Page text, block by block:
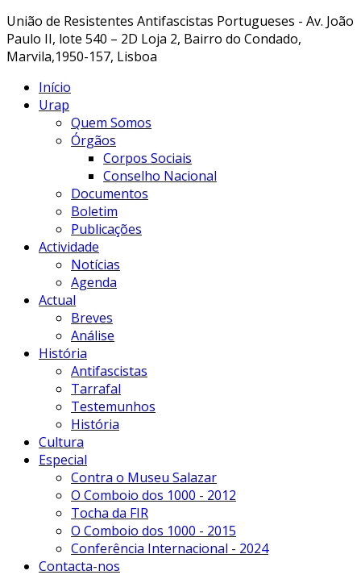
União de Resistentes Antifascistas Portugueses - Av. João
Paulo II, lote 540 – 2D Loja 2, Bairro do Condado,
Marvila,1950-157, Lisboa
Início
Urap
Quem Somos
Órgãos
Corpos Sociais
Conselho Nacional
Documentos
Boletim
Publicações
Actividade
Notícias
Agenda
Actual
Breves
Análise
História
Antifascistas
Tarrafal
Testemunhos
História
Cultura
Especial
Contra o Museu Salazar
O Comboio dos 1000 - 2012
Tocha da FIR
O Comboio dos 1000 - 2015
Conferência Internacional - 2024
Contacta-nos